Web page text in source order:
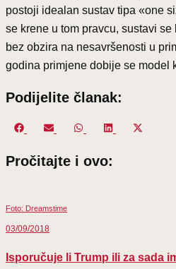
postoji idealan sustav tipa «one
se krene u tom pravcu, sustavi
bez obzira na nesavršenosti u
godina primjene dobije se model
Podijelite članak:
Share
Facebook
Share
Email
Share
WhatsApp
Share
Pročitajte i ovo:
Foto: Dreamstime
03/09/2018
Isporučuje li Trump ili za sada